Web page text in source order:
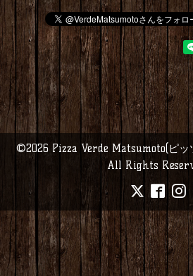
©2026 Pizza Verde Matsumoto(ピ
All Rights